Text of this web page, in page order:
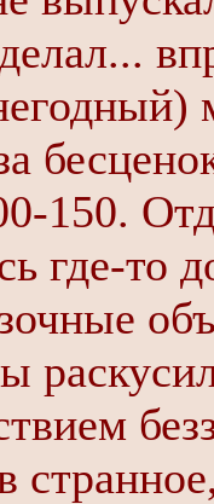
150.
где-то